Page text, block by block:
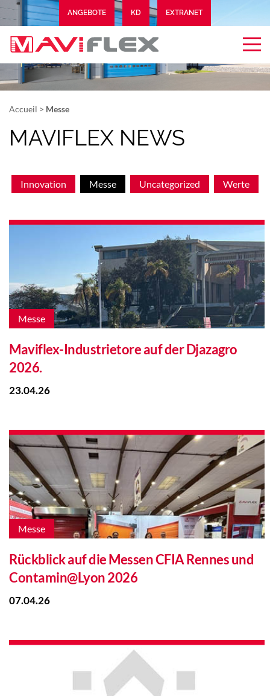
ANGEBOTE KD EXTRANET
Accueil > Messe
MAVIFLEX NEWS
Innovation Messe Uncategorized Werte
Messe
Maviflex-Industrietore auf der Djazagro
2026.
23.04.26
Messe
Rückblick auf die Messen CFIA Rennes und
Contamin@Lyon 2026
07.04.26